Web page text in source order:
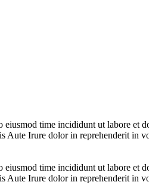
time incididunt ut labore et
Aute Irure dolor in reprehenderit in
time incididunt ut labore et
Aute Irure dolor in reprehenderit in